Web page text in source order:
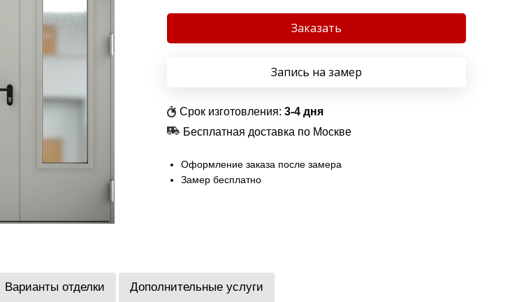
Заказать
Запись на замер
Срок изготовления: 3-4 дня
Бесплатная доставка по Москве
Оформление заказа после замера
Замер бесплатно
Варианты отделки Дополнительные услуги